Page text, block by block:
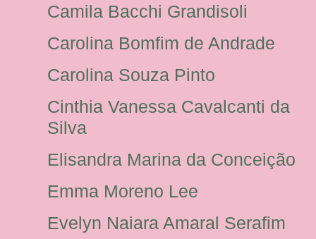
Camila Bacchi Grandisoli
Carolina Bomfim de Andrade
Carolina Souza Pinto
Cinthia Vanessa Cavalcanti da
Silva
Elisandra Marina da Conceição
Emma Moreno Lee
Evelyn Naiara Amaral Serafim